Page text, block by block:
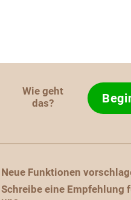
Wie geht
das?
Neue Funktionen
Schreibe eine Empfehlung